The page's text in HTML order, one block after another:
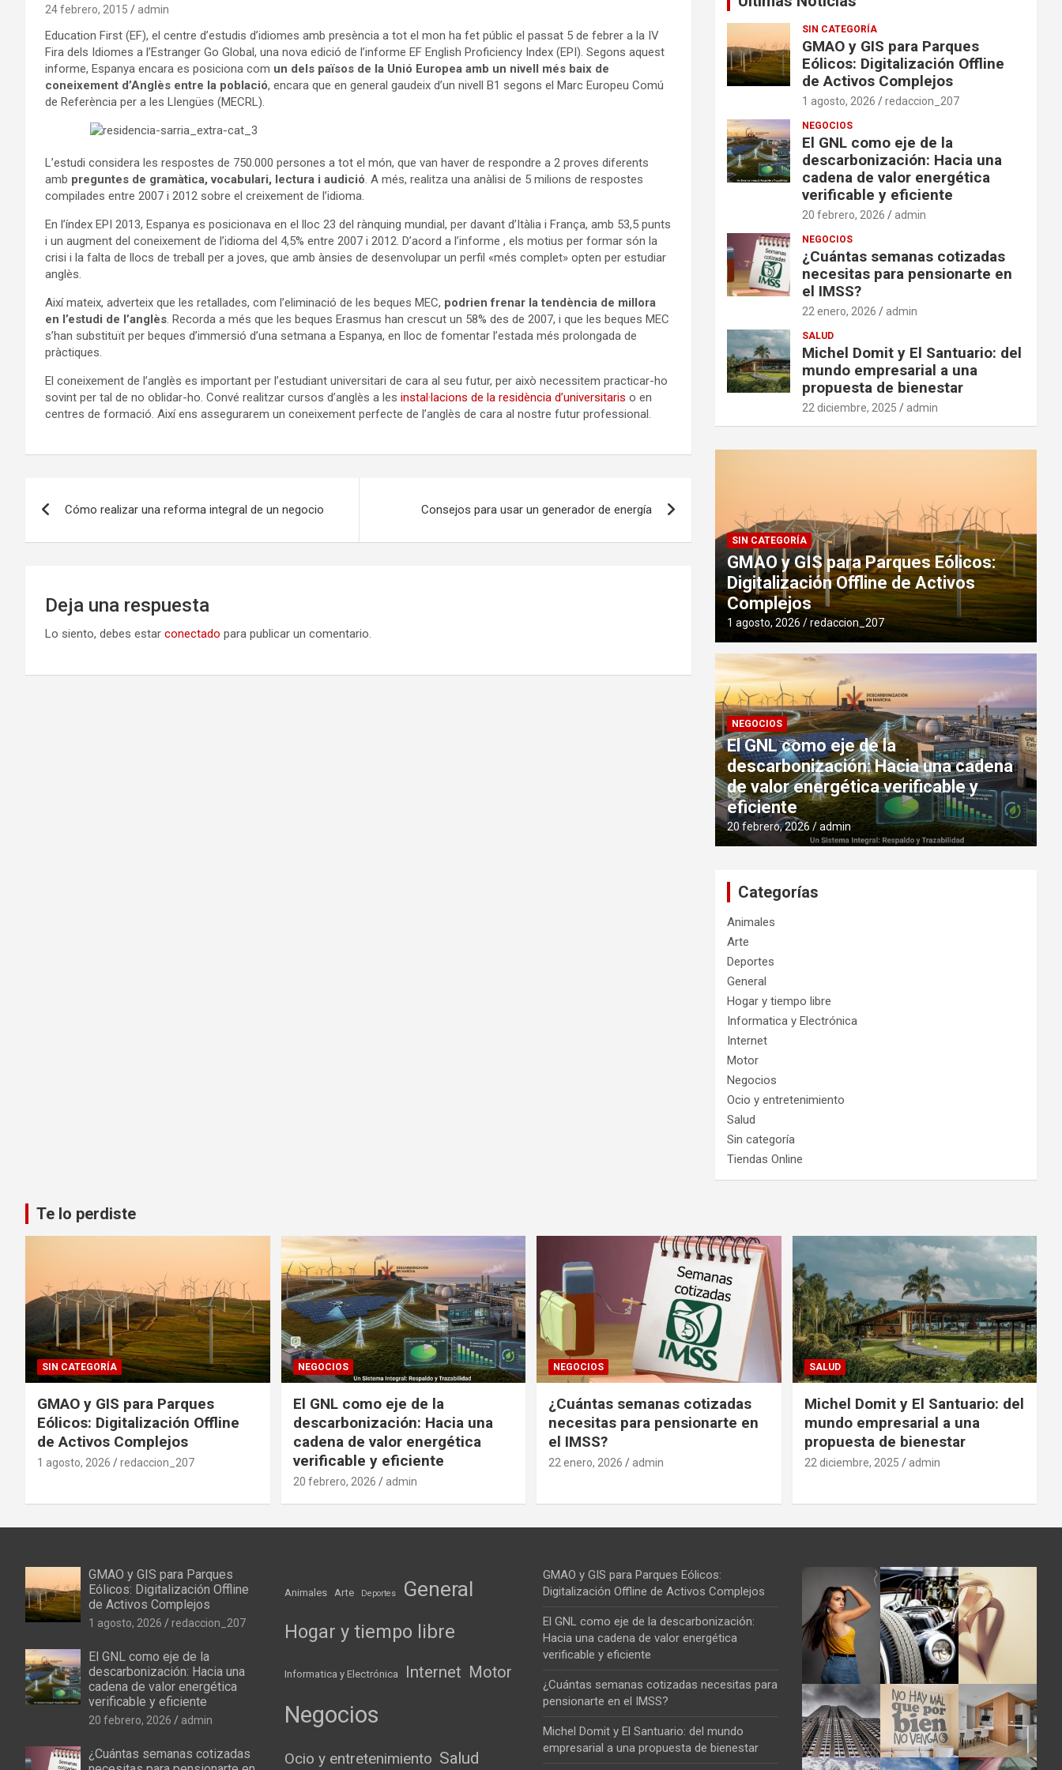
24 febrero, 2015 admin
Education First (EF), el centre d’estudis d’idiomes amb presència a tot el mon ha fet públic el passat 5 de febrer a la IV
Fira dels Idiomes a l’Estranger Go Global, una nova edició de l’informe EF English Proficiency Index (EPI). Segons aquest
informe, Espanya encara es posiciona com un dels països de la Unió Europea amb un nivell més baix de
coneixement d’Anglès entre la població, encara que en general gaudeix d’un nivell B1 segons el Marc Europeu Comú
de Referència per a les Llengües (MECRL).
L’estudi considera les respostes de 750.000 persones a tot el món, que van haver de respondre a 2 proves diferents
amb preguntes de gramàtica, vocabulari, lectura i audició. A més, realitza una anàlisi de 5 milions de respostes
compilades entre 2007 i 2012 sobre el creixement de l’idioma.
En l’índex EPI 2013, Espanya es posicionava en el lloc 23 del rànquing mundial, per davant d’Itàlia i França, amb 53,5 punts
i un augment del coneixement de l’idioma del 4,5% entre 2007 i 2012. D’acord a l’informe , els motius per formar són la
crisi i la falta de llocs de treball per a joves, que amb ànsies de desenvolupar un perfil «més complet» opten per estudiar
anglès.
Així mateix, adverteix que les retallades, com l’eliminació de les beques MEC, podrien frenar la tendència de millora
en l’estudi de l’anglès. Recorda a més que les beques Erasmus han crescut un 58% des de 2007, i que les beques MEC
s’han substituït per beques d’immersió d’una setmana a Espanya, en lloc de fomentar l’estada més prolongada de
pràctiques.
El coneixement de l’anglès es important per l’estudiant universitari de cara al seu futur, per això necessitem practicar-ho
sovint per tal de no oblidar-ho. Convé realitzar cursos d’anglès a les instal·lacions de la residència d’universitaris o en
centres de formació. Així ens assegurarem un coneixement perfecte de l’anglès de cara al nostre futur professional.
de
Cómo realizar una reforma integral de un negocio Consejos para usar un generador de energía
Deja una respuesta
Lo siento, debes estar conectado para publicar un comentario.
SIN CATEGORÍA
GMAO y GIS para Parques
Eólicos: Digitalización Offline
de Activos Complejos
1 agosto, 2026 redaccion_207
NEGOCIOS
El GNL como eje de la
descarbonización: Hacia una
cadena de valor energética
verificable y eficiente
20 febrero, 2026 admin
NEGOCIOS
¿Cuántas semanas cotizadas
necesitas para pensionarte en
el IMSS?
22 enero, 2026 admin
SALUD
Michel Domit y El Santuario: del
mundo empresarial a una
propuesta de bienestar
22 diciembre, 2025 admin
SIN CATEGORÍA
GMAO y GIS para Parques Eólicos:
Digitalización Offline de Activos
Complejos
1 agosto, 2026 redaccion_207
NEGOCIOS
El GNL como eje de la
descarbonización: Hacia una cadena
de valor energética verificable y
eficiente
20 febrero, 2026 admin
Categorías
Animales
Arte
Deportes
General
Hogar y tiempo libre
Informatica y Electrónica
Internet
Motor
Negocios
Ocio y entretenimiento
Salud
Sin categoría
Tiendas Online
Te lo perdiste
SIN CATEGORÍA
GMAO y GIS para Parques
Eólicos: Digitalización Offline
de Activos Complejos
1 agosto, 2026 redaccion_207
NEGOCIOS
El GNL como eje de la
descarbonización: Hacia una
cadena de valor energética
verificable y eficiente
20 febrero, 2026 admin
NEGOCIOS
¿Cuántas semanas cotizadas
necesitas para pensionarte en
el IMSS?
22 enero, 2026 admin
SALUD
Michel Domit y El Santuario: del
mundo empresarial a una
propuesta de bienestar
22 diciembre, 2025 admin
GMAO y GIS para Parques
Eólicos: Digitalización Offline
de Activos Complejos
1 agosto, 2026 redaccion_207
El GNL como eje de la
descarbonización: Hacia una
cadena de valor energética
verificable y eficiente
20 febrero, 2026 admin
¿Cuántas semanas cotizadas
Animales Arte Deportes General
Hogar y tiempo libre
Informatica y Electrónica Internet Motor
Negocios
Ocio y entretenimiento Salud
GMAO y GIS para Parques Eólicos:
Digitalización Offline de Activos Complejos
El GNL como eje de la descarbonización:
Hacia una cadena de valor energética
verificable y eficiente
¿Cuántas semanas cotizadas necesitas para
pensionarte en el IMSS?
Michel Domit y El Santuario: del mundo
empresarial a una propuesta de bienestar